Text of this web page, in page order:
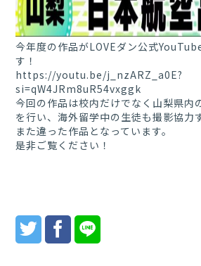
今年度の作品がLOVEダン公式
す！
https://youtu.be/j_nzARZ_a0E?
si=qW4JRm8uR54vxggk
今回の作品は校内だけでなく山梨県内
を行い、海外留学中の生徒も撮影協力
また違った作品となっています。
是非ご覧ください！